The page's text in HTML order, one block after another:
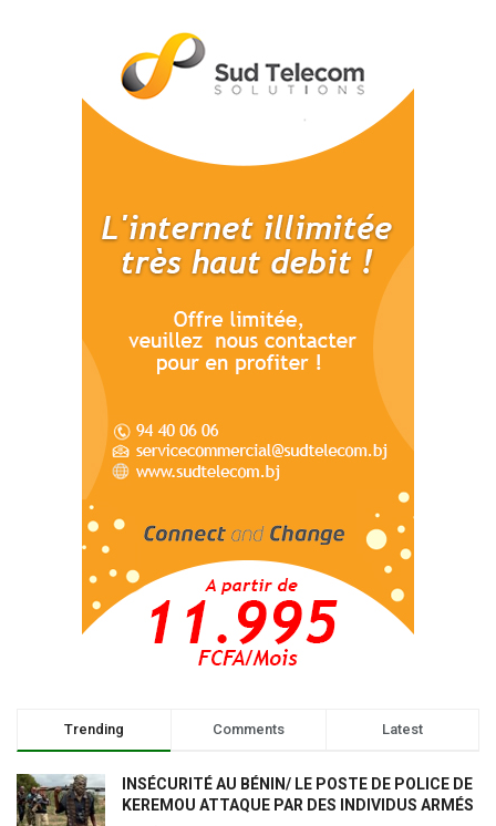
Trending Comments Latest
INSÉCURITÉ AU BÉNIN/ LE POSTE DE POLICE DE
KEREMOU ATTAQUE PAR DES INDIVIDUS ARMÉS